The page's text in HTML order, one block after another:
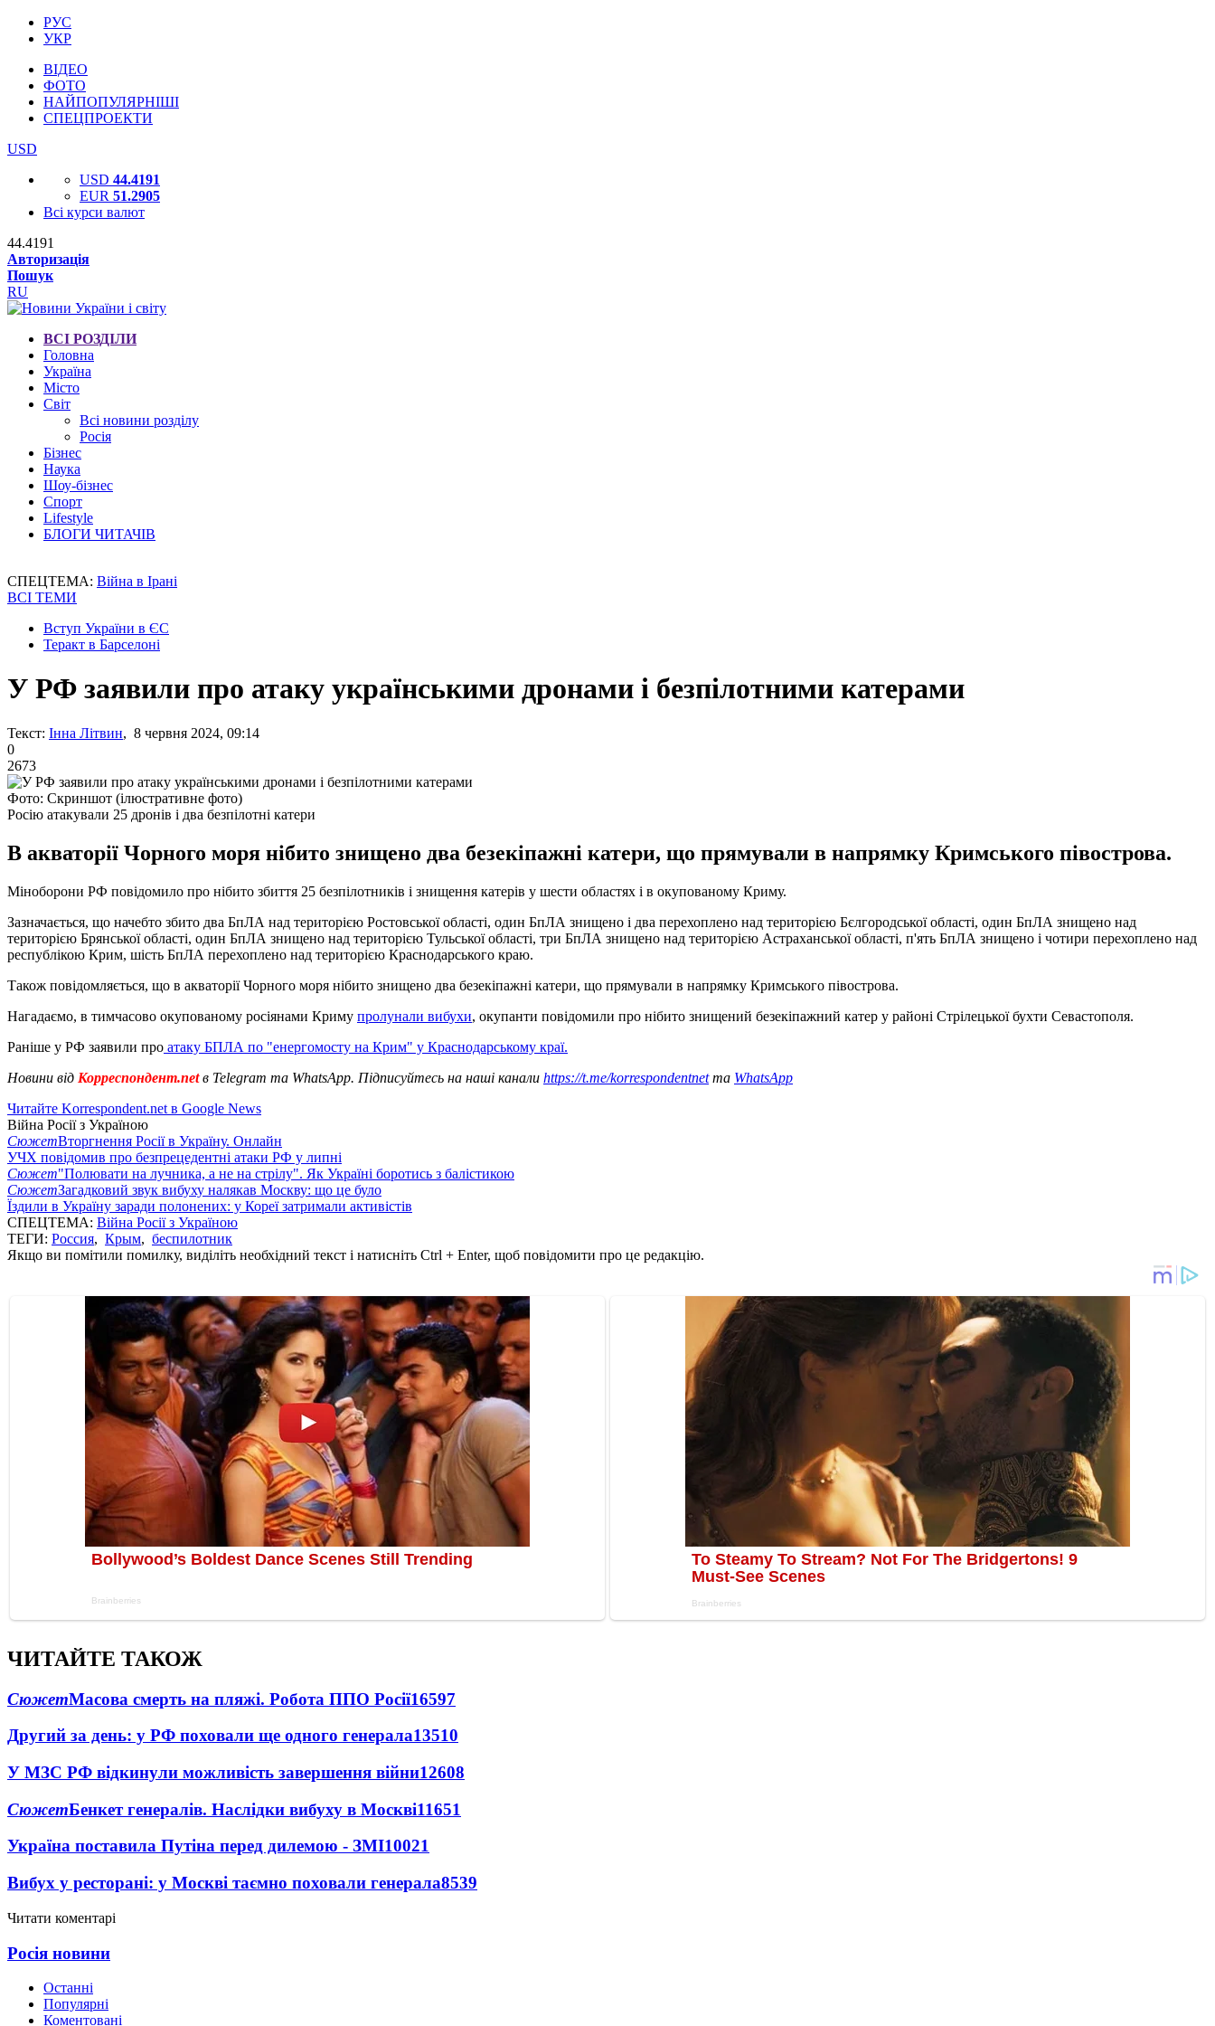
РУС
УКР
ВІДЕО
ФОТО
НАЙПОПУЛЯРНІШІ
СПЕЦПРОЕКТИ
USD
USD 44.4191
EUR 51.2905
Всі курси валют
44.4191
Авторизація
Пошук
RU
ВСІ РОЗДІЛИ
Головна
Україна
Місто
Світ
Всі новини розділу
Росія
Бізнес
Наука
Шоу-бізнес
Спорт
Lifestyle
БЛОГИ ЧИТАЧІВ
СПЕЦТЕМА: Війна в Ірані
ВСІ ТЕМИ
Вступ України в ЄС
Теракт в Барселоні
У РФ заявили про атаку українськими дронами і безпілотними катерами
Текст: Інна Літвин, 8 червня 2024, 09:14
0
2673
Фото: Скриншот (ілюстративне фото)
Росію атакували 25 дронів і два безпілотні катери
В акваторії Чорного моря нібито знищено два безекіпажні катери, що прямували в напрямку Кримського півострова.
Міноборони РФ повідомило про нібито збиття 25 безпілотників і знищення катерів у шести областях і в окупованому Криму.
Зазначається, що начебто збито два БпЛА над територією Ростовської області, один БпЛА знищено і два перехоплено над територією Бєлгородської області, один БпЛА знищено над
територією Брянської області, один БпЛА знищено над територією Тульської області, три БпЛА знищено над територією Астраханської області, п'ять БпЛА знищено і чотири перехоплено над
республікою Крим, шість БпЛА перехоплено над територією Краснодарського краю.
Також повідомляється, що в акваторії Чорного моря нібито знищено два безекіпажні катери, що прямували в напрямку Кримського півострова.
Нагадаємо, в тимчасово окупованому росіянами Криму пролунали вибухи, окупанти повідомили про нібито знищений безекіпажний катер у районі Стрілецької бухти Севастополя.
Раніше у РФ заявили про атаку БПЛА по "енергомосту на Крим" у Краснодарському краї.
Новини від Корреспондент.netв Telegram та WhatsApp. Підписуйтесь на наші канали https://t.me/korrespondentnetта WhatsApp
Читайте Korrespondent.net в Google News
Війна Росії з Україною
СюжетВторгнення Росії в Україну. Онлайн
УЧХ повідомив про безпрецедентні атаки РФ у липні
Сюжет"Полювати на лучника, а не на стрілу". Як Україні боротись з балістикою
СюжетЗагадковий звук вибуху налякав Москву: що це було
Їздили в Україну заради полонених: у Кореї затримали активістів
СПЕЦТЕМА: Війна Росії з Україною
ТЕГИ: Россия, Крым, беспилотник
Якщо ви помітили помилку, виділіть необхідний текст і натисніть Ctrl + Enter, щоб повідомити про це редакцію.
ЧИТАЙТЕ ТАКОЖ
СюжетМасова смерть на пляжі. Робота ППО Росії16597
Другий за день: у РФ поховали ще одного генерала13510
У МЗС РФ відкинули можливість завершення війни12608
СюжетБенкет генералів. Наслідки вибуху в Москві11651
Україна поставила Путіна перед дилемою - ЗМІ10021
Вибух у ресторані: у Москві таємно поховали генерала8539
Читати коментарі
Росія новини
Останні
Популярні
Коментовані